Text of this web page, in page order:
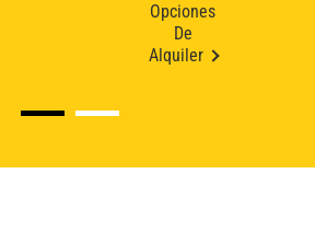
Opciones
De
Alquiler